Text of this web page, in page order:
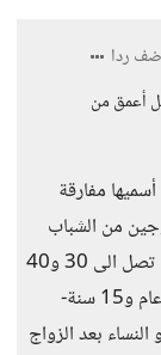
ردا
أعمق من
مفارقة
من الشباب
خاصة- لا أتحدث عن الزيجات القديمة التي تصل الى 30 و40
سنة إنما أتحدث عن الزيجات الجديدة بين عام و15 سنة-
بعد الزواج